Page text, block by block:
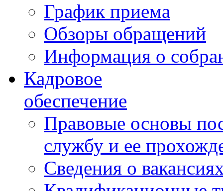
График приема
Обзоры обращений
Информация о
Кадровое
обеспечение
Правовые основы
службу и ее
Сведения о